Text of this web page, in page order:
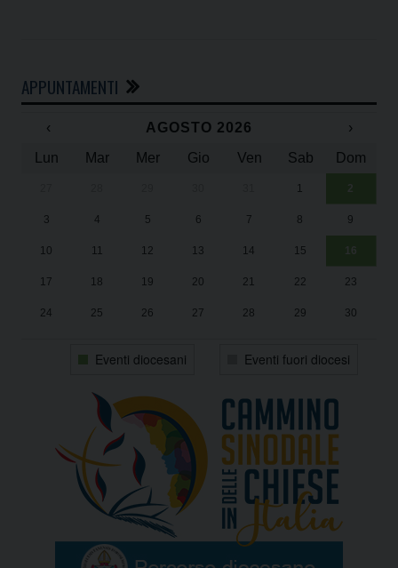
APPUNTAMENTI
‹ AGOSTO 2026
›
Lun
Mar Mer Gio Ven Sab Dom
1 2
3 4 5 6 7 8 9
10 11 12 13 14 15 16
17 18 19 20 21 22 23
24 25 26 27 28 29 30
Eventi diocesani Eventi fuori diocesi